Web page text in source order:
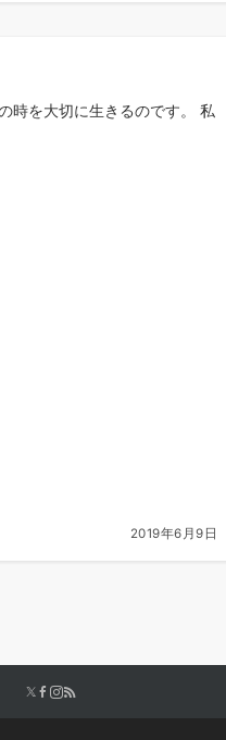
時を大切に生きるのです。 私
2019年6月9日